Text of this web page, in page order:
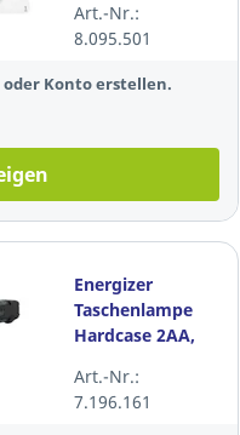
LR03/AAA, 250
Lumen,
schwarz/grau
Art.-Nr.:
8.095.501
oder Konto erstellen.
Energizer
Taschenlampe
Hardcase 2AA,
grau/schwarz
Art.-Nr.:
7.196.161